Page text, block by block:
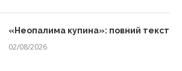
«Неопалима купина»: повний текст
02/08/2026